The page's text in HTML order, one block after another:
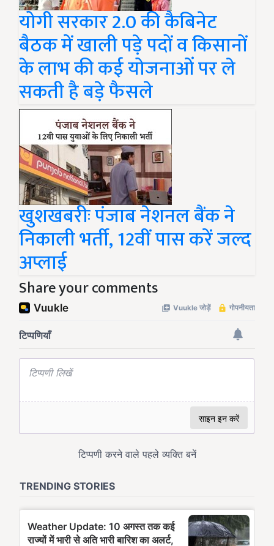
योगी सरकार 2.0 की कैबिनेट
बैठक में खाली पड़े पदों व किसानों
के लाभ की कई योजनाओं पर ले
सकती है बड़े फैसले
खुशखबरीः पंजाब नेशनल बैंक ने
निकाली भर्ती, 12वीं पास करें जल्द
अप्लाई
Share your comments